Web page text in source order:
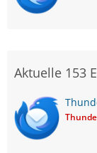
Aktuelle 153